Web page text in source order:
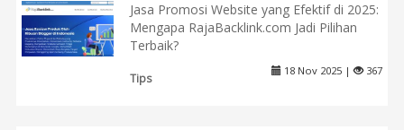
Jasa Promosi Website yang Efektif di 2025:
Mengapa RajaBacklink.com Jadi Pilihan
Terbaik?
Tips
18 Nov 2025 | 367